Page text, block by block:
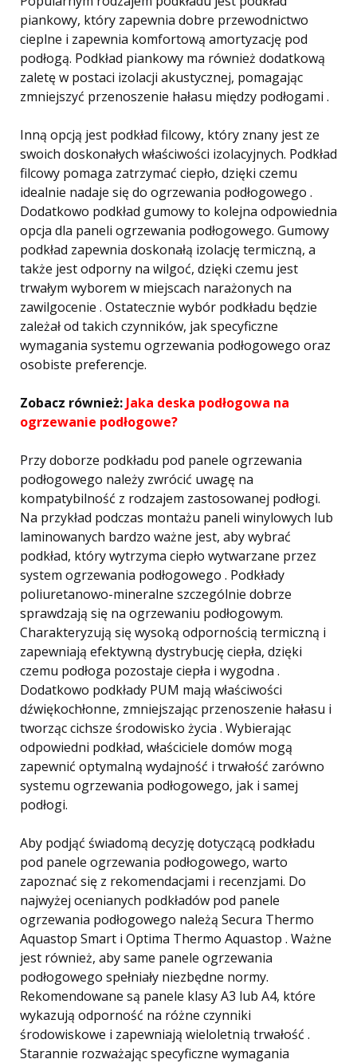
piankowy, który zapewnia dobre przewodnictwo
cieplne i zapewnia komfortową amortyzację pod
podłogą. Podkład piankowy ma również dodatkową
zaletę w postaci izolacji akustycznej, pomagając
zmniejszyć przenoszenie hałasu między podłogami .
Inną opcją jest podkład filcowy, który znany jest ze
swoich doskonałych właściwości izolacyjnych. Podkład
filcowy pomaga zatrzymać ciepło, dzięki czemu
idealnie nadaje się do ogrzewania podłogowego .
Dodatkowo podkład gumowy to kolejna odpowiednia
opcja dla paneli ogrzewania podłogowego. Gumowy
podkład zapewnia doskonałą izolację termiczną, a
także jest odporny na wilgoć, dzięki czemu jest
trwałym wyborem w miejscach narażonych na
zawilgocenie . Ostatecznie wybór podkładu będzie
zależał od takich czynników, jak specyficzne
wymagania systemu ogrzewania podłogowego oraz
osobiste preferencje.
Zobacz również: Jaka deska podłogowa na
ogrzewanie podłogowe?
Przy doborze podkładu pod panele ogrzewania
podłogowego należy zwrócić uwagę na
kompatybilność z rodzajem zastosowanej podłogi.
Na przykład podczas montażu paneli winylowych lub
laminowanych bardzo ważne jest, aby wybrać
podkład, który wytrzyma ciepło wytwarzane przez
system ogrzewania podłogowego . Podkłady
poliuretanowo-mineralne szczególnie dobrze
sprawdzają się na ogrzewaniu podłogowym.
Charakteryzują się wysoką odpornością termiczną i
zapewniają efektywną dystrybucję ciepła, dzięki
czemu podłoga pozostaje ciepła i wygodna .
Dodatkowo podkłady PUM mają właściwości
dźwiękochłonne, zmniejszając przenoszenie hałasu i
tworząc cichsze środowisko życia . Wybierając
odpowiedni podkład, właściciele domów mogą
zapewnić optymalną wydajność i trwałość zarówno
systemu ogrzewania podłogowego, jak i samej
podłogi.
Aby podjąć świadomą decyzję dotyczącą podkładu
pod panele ogrzewania podłogowego, warto
zapoznać się z rekomendacjami i recenzjami. Do
najwyżej ocenianych podkładów pod panele
ogrzewania podłogowego należą Secura Thermo
Aquastop Smart i Optima Thermo Aquastop . Ważne
jest również, aby same panele ogrzewania
podłogowego spełniały niezbędne normy.
Rekomendowane są panele klasy A3 lub A4, które
wykazują odporność na różne czynniki
środowiskowe i zapewniają wieloletnią trwałość .
Starannie rozważając specyficzne wymagania